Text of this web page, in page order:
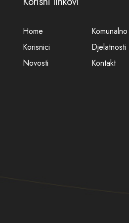
Home
Komunalno
Korisnici
Djelatnosti
Novosti
Kontakt